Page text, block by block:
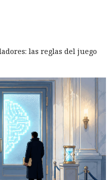
las reglas del juego